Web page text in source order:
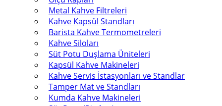
Metal Kahve Filtreleri
Kahve Kapsül Standları
Barista Kahve Termometreleri
Kahve Siloları
Süt Potu Duşlama Üniteleri
Kapsül Kahve Makineleri
Kahve Servis İstasyonları ve Standlar
Tamper Mat ve Standları
Kumda Kahve Makineleri